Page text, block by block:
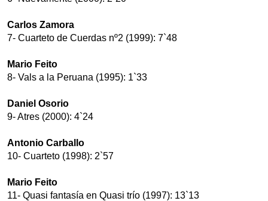
Carlos Zamora
7- Cuarteto de Cuerdas nº2 (1999): 7`48
Mario Feito
8- Vals a la Peruana (1995): 1`33
Daniel Osorio
9- Atres (2000): 4`24
Antonio Carballo
10- Cuarteto (1998): 2`57
Mario Feito
11- Quasi fantasía en Quasi trío (1997): 13`13